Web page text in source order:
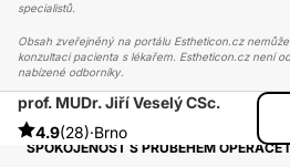
specialistů.
Obsah zveřejněný na portálu Estheticon.cz
konzultaci pacienta s lékařem. Estheticon.cz není
nabízené odborníky.
prof. MUDr. Jiří Veselý CSc.
4.9(28)·Brno
ESTHETICON
PŘÍBĚHY
PŘÍBĚHY TÝKAJÍCÍ SE ZÁKROKU
SPOKOJENOST S PRŮBĚHEM